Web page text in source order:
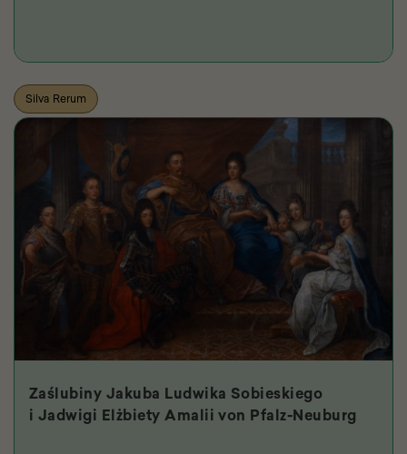
Silva Rerum
Zaślubiny Jakuba Ludwika Sobieskiego
i Jadwigi Elżbiety Amalii von Pfalz-Neuburg